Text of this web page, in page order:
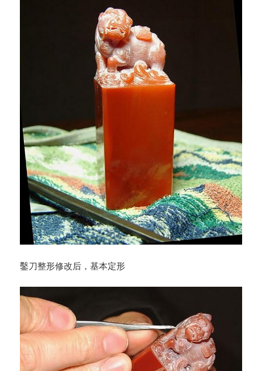
鑿刀整形修改后，基本定形